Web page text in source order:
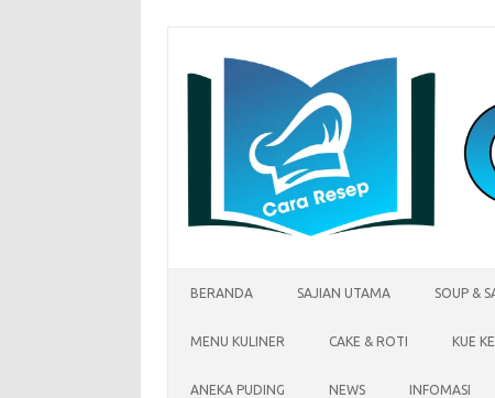
BERANDA SAJIAN UTAMA SOUP &
MENU KULINER CAKE & ROTI KUE
ANEKA PUDING NEWS INFOMASI